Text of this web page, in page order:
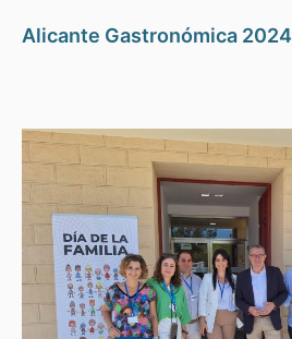
Alicante Gastronómica 2024